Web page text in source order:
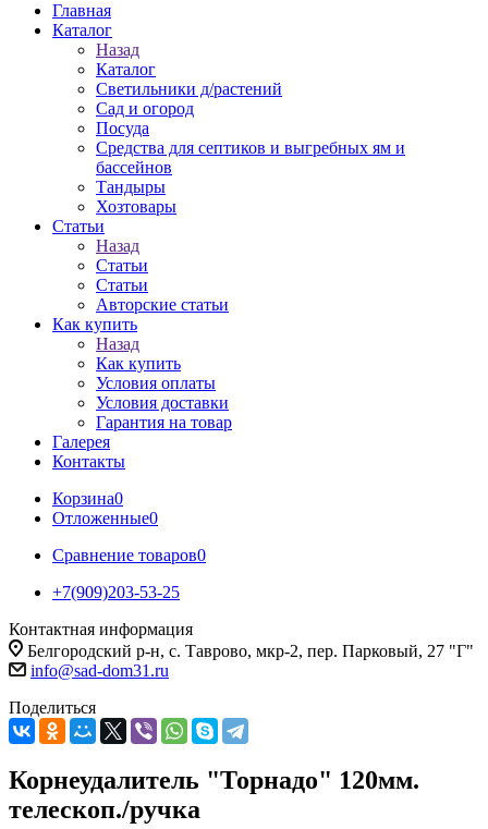
Главная
Каталог
Назад
Каталог
Светильники д/растений
Сад и огород
Посуда
Средства для септиков и выгребных ям и
бассейнов
Тандыры
Хозтовары
Статьи
Назад
Статьи
Статьи
Авторские статьи
Как купить
Назад
Как купить
Условия оплаты
Условия доставки
Гарантия на товар
Галерея
Контакты
Корзина0
Отложенные0
Сравнение товаров0
+7(909)203-53-25
Контактная информация
Белгородский р-н, с. Таврово, мкр-2, пер. Парковый, 27 "Г"
info@sad-dom31.ru
Поделиться
Корнеудалитель "Торнадо" 120мм.
телескоп./ручка